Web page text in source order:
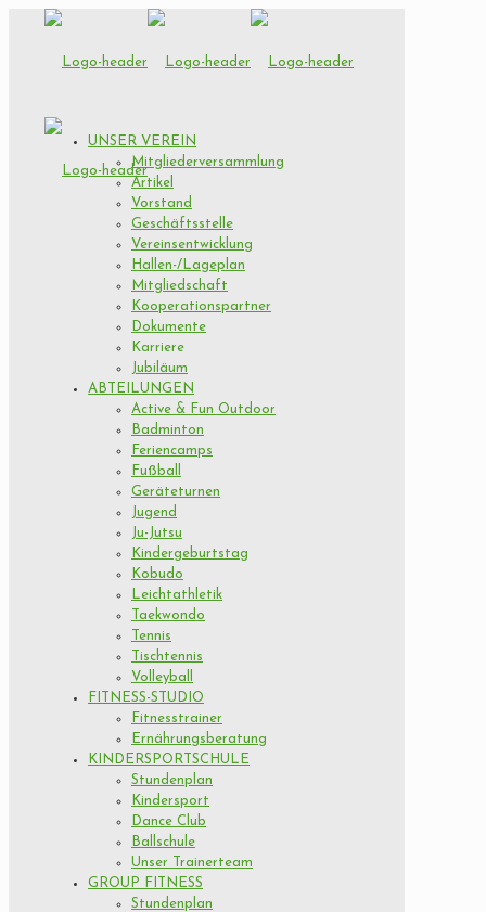
UNSER VEREIN
Mitgliederversammlung
Artikel
Vorstand
Geschäftsstelle
Vereinsentwicklung
Hallen-/Lageplan
Mitgliedschaft
Kooperationspartner
Dokumente
Karriere
Jubiläum
ABTEILUNGEN
Active & Fun Outdoor
Badminton
Feriencamps
Fußball
Geräteturnen
Jugend
Ju-Jutsu
Kindergeburtstag
Kobudo
Leichtathletik
Taekwondo
Tennis
Tischtennis
Volleyball
FITNESS-STUDIO
Fitnesstrainer
Ernährungsberatung
KINDERSPORTSCHULE
Stundenplan
Kindersport
Dance Club
Ballschule
Unser Trainerteam
GROUP FITNESS
Stundenplan